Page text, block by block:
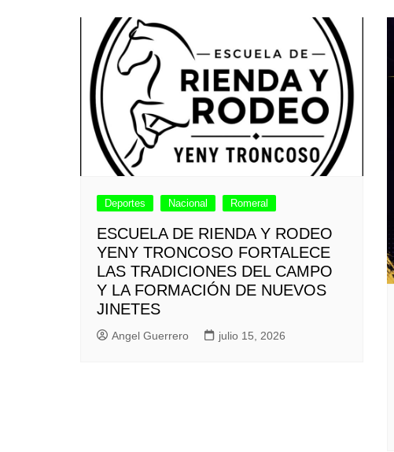
Deportes Nacional Romeral
ESCUELA DE RIENDA Y RODEO
YENY TRONCOSO FORTALECE
LAS TRADICIONES DEL CAMPO
Y LA FORMACIÓN DE NUEVOS
JINETES
Angel Guerrero julio 15, 2026